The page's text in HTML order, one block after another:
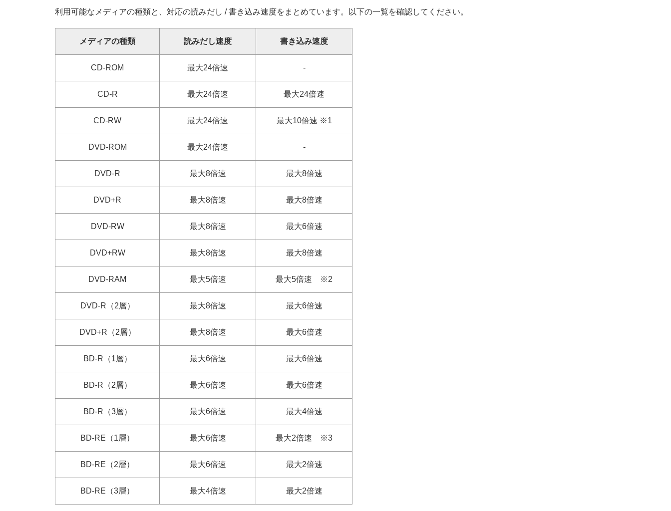
利用可能なメディアの種類と、対応の読みだし / 書き込み速度をまとめています。以下の一覧を確認してください。
メディアの種類 読みだし速度 書き込み速度
CD-ROM 最大24倍速 -
CD-R 最大24倍速 最大24倍速
CD-RW 最大24倍速 最大10倍速 ※1
DVD-ROM 最大24倍速 -
DVD-R 最大8倍速 最大8倍速
DVD+R 最大8倍速 最大8倍速
DVD-RW 最大8倍速 最大6倍速
DVD+RW 最大8倍速 最大8倍速
DVD-RAM 最大5倍速 最大5倍速 ※2
DVD-R（2層） 最大8倍速 最大6倍速
DVD+R（2層） 最大8倍速 最大6倍速
BD-R（1層） 最大6倍速 最大6倍速
BD-R（2層） 最大6倍速 最大6倍速
BD-R（3層） 最大6倍速 最大4倍速
BD-RE（1層） 最大6倍速 最大2倍速 ※3
BD-RE（2層） 最大6倍速 最大2倍速
BD-RE（3層） 最大4倍速 最大2倍速